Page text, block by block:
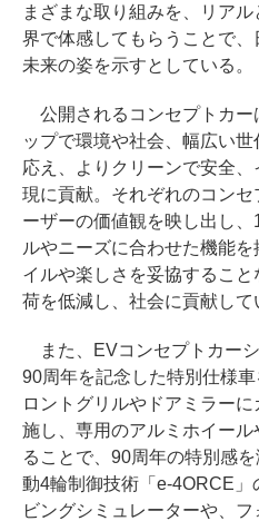
まざまな取り組みを、リア
界で体感してもらうことで
未来の姿を示すとしている。
公開されるコンセプトカー
ップで環境や社会、幅広い
応え、よりクリーンで安全
現に貢献。それぞれのコン
ーザーの価値観を映し出し
ルやニーズに合わせた機能
イルや楽しさを妥協するこ
荷を低減し、社会に貢献して
また、EVコンセプトカー
90周年を記念した特別仕様
ロントグリルやドアミラー
施し、専用のアルミホイー
ることで、90周年の特別感
動4輪制御技術「e-4ORCE」
ビングシミュレーターや、